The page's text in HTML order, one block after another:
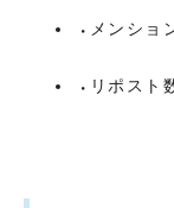
メンショ
リポスト